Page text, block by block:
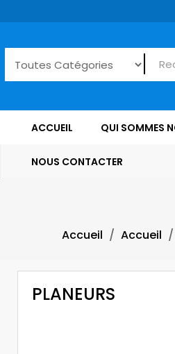
ACCUEIL QUI SOMMES
NOUS CONTACTER
Accueil Accueil
PLANEURS